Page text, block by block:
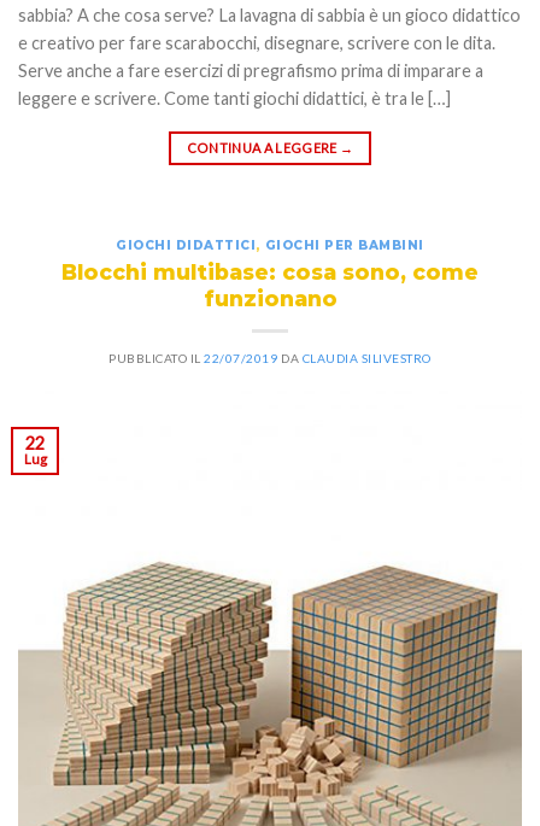
sabbia? A che cosa serve? La lavagna di sabbia è un gioco didattico
e creativo per fare scarabocchi, disegnare, scrivere con le dita.
Serve anche a fare esercizi di pregrafismo prima di imparare a
leggere e scrivere. Come tanti giochi didattici, è tra le […]
CONTINUA A LEGGERE →
GIOCHI DIDATTICI , GIOCHI PER BAMBINI
Blocchi multibase: cosa sono, come
funzionano
PUBBLICATO IL22/07/2019 DA CLAUDIA SILIVESTRO
22
Lug